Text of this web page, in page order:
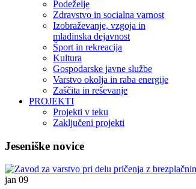
Podeželje
Zdravstvo in socialna varnost
Izobraževanje, vzgoja in
mladinska dejavnost
Šport in rekreacija
Kultura
Gospodarske javne službe
Varstvo okolja in raba energije
Zaščita in reševanje
PROJEKTI
Projekti v teku
Zaključeni projekti
Jeseniške novice
jan 09